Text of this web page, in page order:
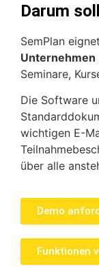
Darum
SemPlan
Unternehmen
Seminare,
Die Software
wichtigen E-
über alle
Demo
Funktionen